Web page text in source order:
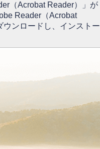
（Acrobat Reader）」が
Reader（Acrobat
ンロードし、インストー